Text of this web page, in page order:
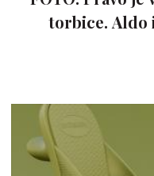
torbice. Aldo